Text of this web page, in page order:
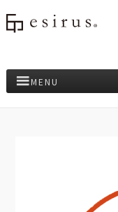
MENU